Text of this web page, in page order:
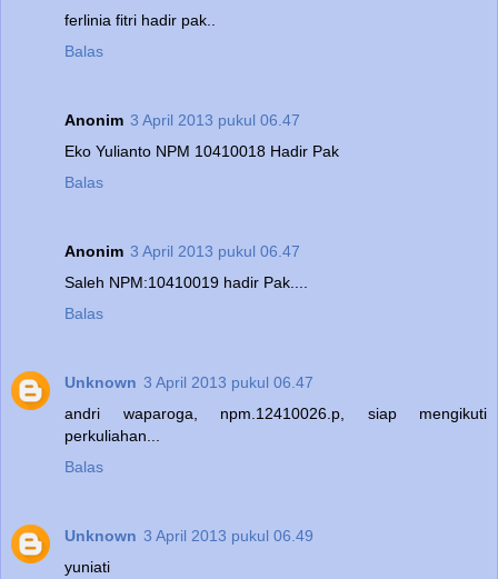
ferlinia fitri hadir pak..
Balas
Anonim 3 April 2013 pukul 06.47
Eko Yulianto NPM 10410018 Hadir Pak
Balas
Anonim 3 April 2013 pukul 06.47
Saleh NPM:10410019 hadir Pak....
Balas
Unknown 3 April 2013 pukul 06.47
andri waparoga, npm.12410026.p, siap mengikuti
perkuliahan...
Balas
Unknown 3 April 2013 pukul 06.49
yuniati